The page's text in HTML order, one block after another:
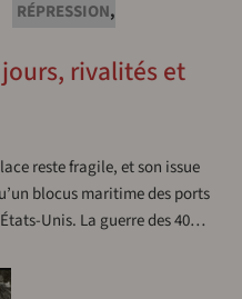
RÉPRESSION,
rivalités et
reste fragile, et son issue
blocus maritime des ports
Unis. La guerre des 40…